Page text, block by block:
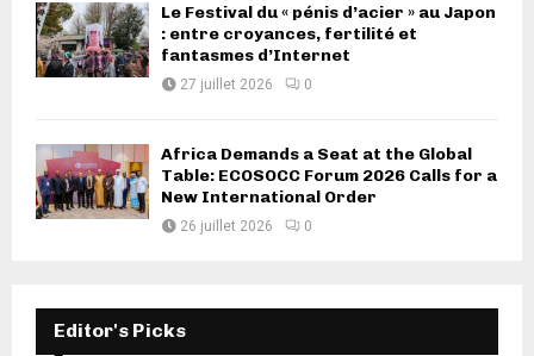
Le Festival du « pénis d’acier » au Japon
: entre croyances, fertilité et
fantasmes d’Internet
27 juillet 2026 0
Africa Demands a Seat at the Global
Table: ECOSOCC Forum 2026 Calls for a
New International Order
26 juillet 2026 0
Editor's Picks